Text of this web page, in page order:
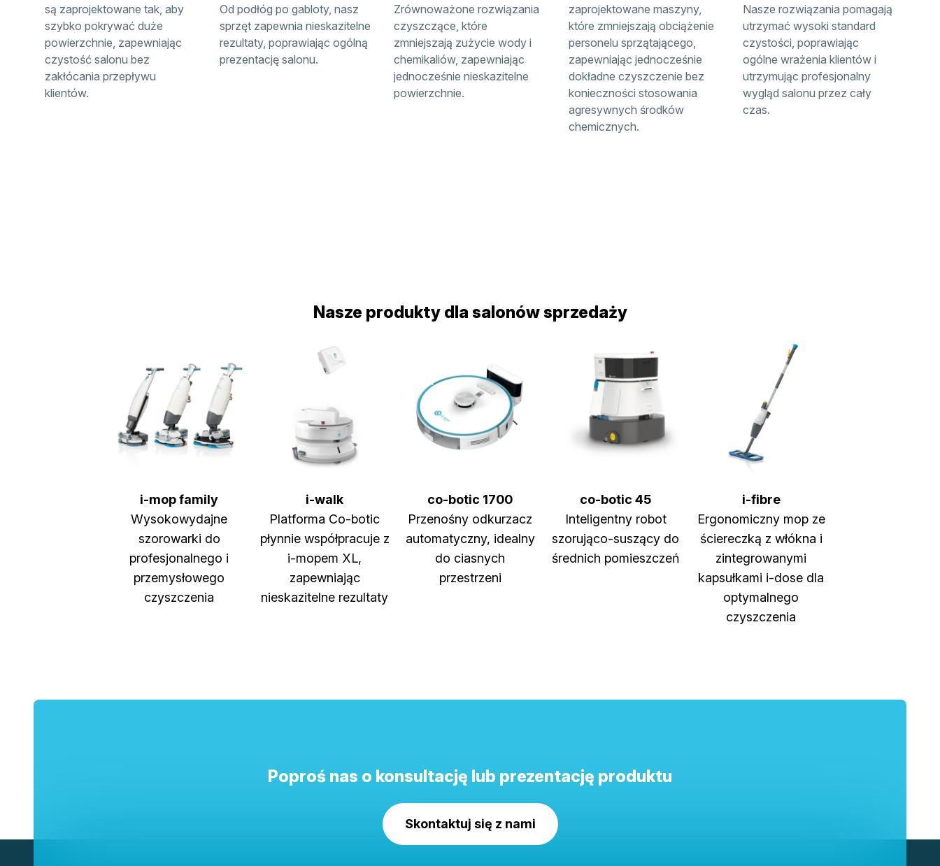
są zaprojektowane tak, aby
szybko pokrywać duże
powierzchnie, zapewniając
czystość salonu bez
zakłócania przepływu
klientów.
Od podłóg po gabloty, nasz
sprzęt zapewnia nieskazitelne
rezultaty, poprawiając ogólną
prezentację salonu.
Zrównoważone rozwiązania
czyszczące, które
zmniejszają zużycie wody i
chemikaliów, zapewniając
jednocześnie nieskazitelne
powierzchnie.
zaprojektowane maszyny,
które zmniejszają obciążenie
personelu sprzątającego,
zapewniając jednocześnie
dokładne czyszczenie bez
konieczności stosowania
agresywnych środków
chemicznych.
Nasze rozwiązania pomagają
utrzymać wysoki standard
czystości, poprawiając
ogólne wrażenia klientów i
utrzymując profesjonalny
wygląd salonu przez cały
czas.
Nasze produkty dla salonów sprzedaży
i-mop family
Wysokowydajne
szorowarki do
profesjonalnego i
przemysłowego
czyszczenia
i-walk
Platforma Co-botic
płynnie współpracuje z
i-mopem XL,
zapewniając
nieskazitelne rezultaty
co-botic 1700
Przenośny odkurzacz
automatyczny, idealny
do ciasnych
przestrzeni
co-botic 45
Inteligentny robot
szorująco-suszący do
średnich pomieszczeń
i-fibre
Ergonomiczny mop ze
ściereczką z włókna i
zintegrowanymi
kapsułkami i-dose dla
optymalnego
czyszczenia
Poproś nas o konsultację lub prezentację produktu
Skontaktuj się z nami